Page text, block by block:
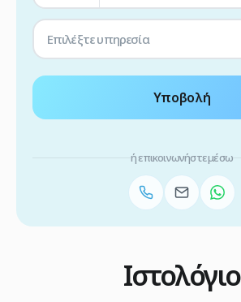
Επιλέξτε υπηρεσία
Υποβολή
ή επικοινωνήστε μέσω
Ιστολόγιο